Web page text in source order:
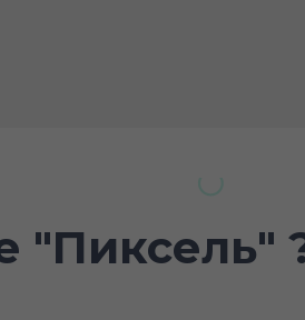
"Пиксель"